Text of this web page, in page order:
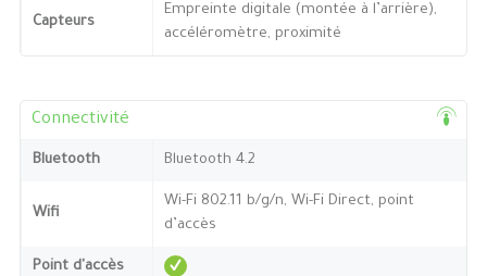
Capteurs
Empreinte digitale (montée à l’arrière),
accéléromètre, proximité
Connectivité
Bluetooth Bluetooth 4.2
Wifi
Wi-Fi 802.11 b/g/n, Wi-Fi Direct, point
d’accès
Point d'accès